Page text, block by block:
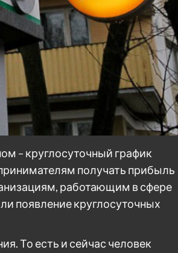
– круглосуточный график
получать прибыль
работающим в сфере
появление круглосуточных
То есть и сейчас человек